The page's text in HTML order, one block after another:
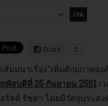
Share
0
สัมมนาเรื่อง"เพิ่มศักยภาพอง
หัสบดีที่ 25 กันยายน 2551 เ
รัลด์ รัชดา โดยมีวัตถุประสง